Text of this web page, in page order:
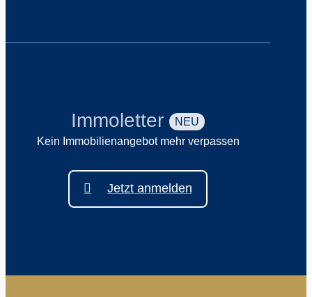
Immoletter NEU
Kein Immobilienangebot mehr verpassen
Jetzt anmelden